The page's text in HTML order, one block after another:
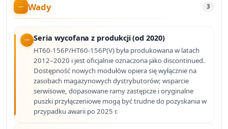
Wady 3
Seria wycofana z produkcji (od 2020)
HT60-156P/HT60-156P(V) była produkowana w latach
2012–2020 i jest oficjalnie oznaczona jako discontinued.
Dostępność nowych modułów opiera się wyłącznie na
zasobach magazynowych dystrybutorów; wsparcie
serwisowe, dopasowane ramy zastępcze i oryginalne
puszki przyłączeniowe mogą być trudne do pozyskania w
przypadku awarii po 2025 r.